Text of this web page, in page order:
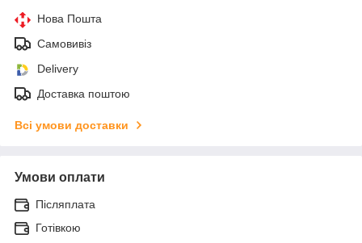
Нова Пошта
Самовивіз
Delivery
Доставка поштою
Всі умови доставки
Умови оплати
Післяплата
Готівкою